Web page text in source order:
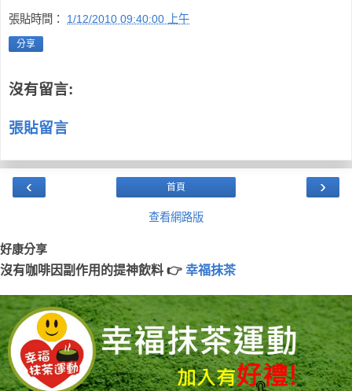
張貼時間： 1/12/2010 09:40:00 上午
分享
沒有留言:
張貼留言
‹ ›
首頁
查看網路版
好康分享
沒有咖啡因副作用的提神飲料 👉 幸福抹茶